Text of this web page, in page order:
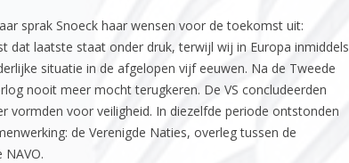
sprak Snoeck haar wensen voor de toekomst uit:
dat laatste staat onder druk, terwijl wij in Europa inmiddels
situatie in de afgelopen vijf eeuwen. Na de Tweede
nooit meer mocht terugkeren. De VS concludeerden
vormden voor veiligheid. In diezelfde periode ontstonden
de Verenigde Naties, overleg tussen de